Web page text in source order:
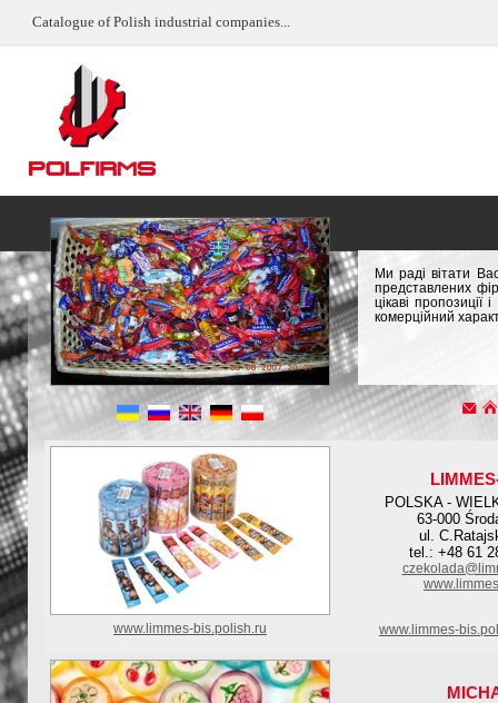
Catalogue of Polish industrial companies...
Ми раді вітати
представлених
цікаві
комерційний
POLSKA -
63-000
ul.
tel.: +48 61
www.limmes-bis.polish.ru www.limmes-